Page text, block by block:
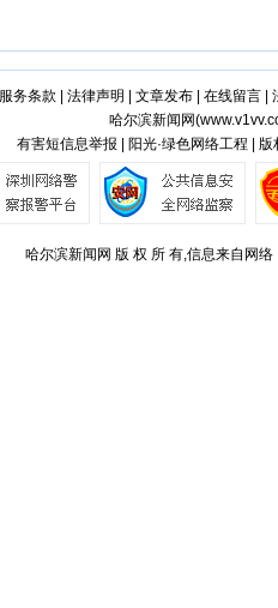
服务条款 法律声明 文章发布| 在线留言|
哈尔滨新闻网(
有害短信息举报 | 阳光·绿色网络工程 |
哈尔滨新闻网 版 权 所 有,信息来自网